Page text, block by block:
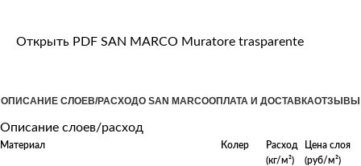
Открыть PDF SAN MARCO Muratore trasparente
ОПИСАНИЕ СЛОЕВ/РАСХОДО SAN MARCOОПЛАТА И ДОСТАВКАОТЗЫВЫ
Описание слоев/расход
Материал Колер
Расход
(кг/м²)
Цена слоя
(руб/м²)